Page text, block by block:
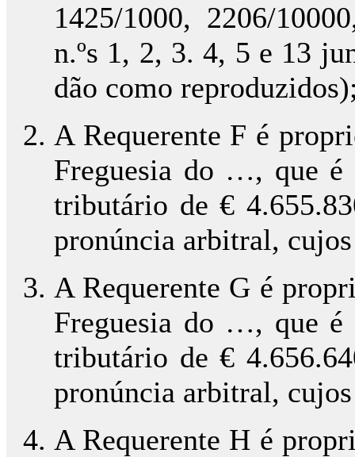
1425/1000, 2206/
n.ºs 1, 2, 3. 4, 5 e 13
dão como
A Requerente F é
Freguesia do …, que é
tributário de €
pronúncia arbitral,
A Requerente G é
Freguesia do …, que é
tributário de €
pronúncia arbitral,
A Requerente H é